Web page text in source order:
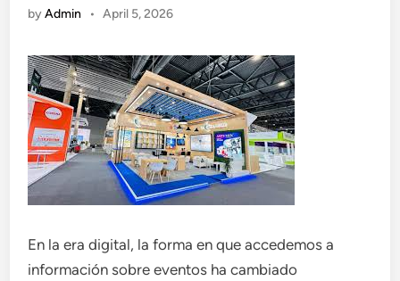
byAdmin • April 5, 2026
En la era digital, la forma en que accedemos a
información sobre eventos ha cambiado